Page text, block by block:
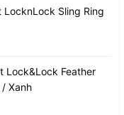
LocknLock Sling Ring
Lock&Lock Feather
Xanh